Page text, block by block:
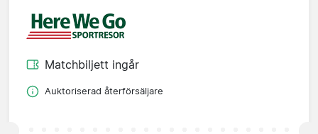
Matchbiljett ingår
Auktoriserad återförsäljare